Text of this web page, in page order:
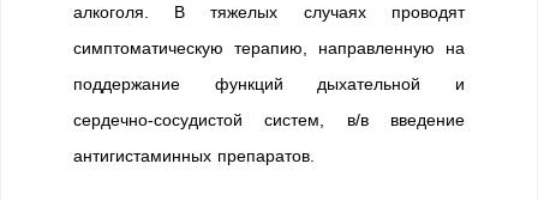
алкоголя. В тяжелых случаях проводят
симптоматическую терапию, направленную на
поддержание функций дыхательной и
сердечно-сосудистой систем, в/в введение
антигистаминных препаратов.